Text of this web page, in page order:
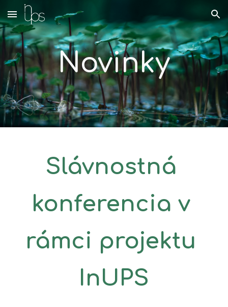
Skip to main content Skip to navigation
Novinky
Slávnostná
konferencia v
rámci projektu
InUPS